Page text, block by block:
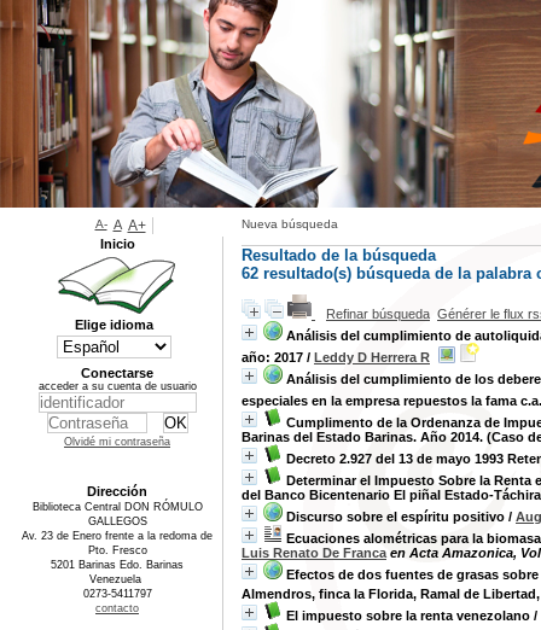
Nueva búsqueda
Resultado de la búsqueda
62 resultado(s) búsqueda de la palabra
Refinar búsqueda Générer le flux
Análisis del cumplimiento de
año: 2017 / Leddy D Herrera R
Análisis del cumplimiento de los
especiales en la empresa repuestos la fama c.a.
Cumplimento de la Ordenanza de
Barinas del Estado Barinas. Año 2014. (Caso
Decreto 2.927 del 13 de mayo 1993
Determinar el Impuesto Sobre la Renta
del Banco Bicentenario El piñal Estado-Táchira
Discurso sobre el espíritu positivo /
Ecuaciones alométricas para la
Luis Renato De Franca en Acta Amazonica,
Efectos de dos fuentes de grasas
Almendros, finca la Florida, Ramal de
El impuesto sobre la renta venezolano /
A- A A+
Inicio
Elige idioma
Conectarse
acceder a su cuenta de usuario
Olvidé mi contraseña
Dirección
Biblioteca Central DON RÓMULO
GALLEGOS
Av. 23 de Enero frente a la redoma de
Pto. Fresco
5201 Barinas Edo. Barinas
Venezuela
0273-5411797
contacto